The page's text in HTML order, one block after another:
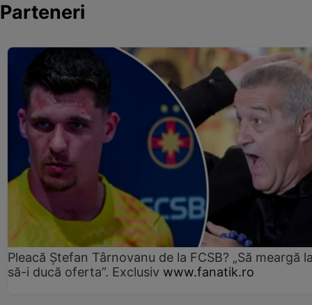
Parteneri
Pleacă Ștefan Târnovanu de la FCSB? „Să meargă
să-i ducă oferta”. Exclusiv www.fanatik.ro